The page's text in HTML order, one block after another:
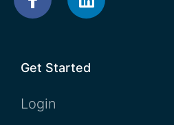
Get Started
Login